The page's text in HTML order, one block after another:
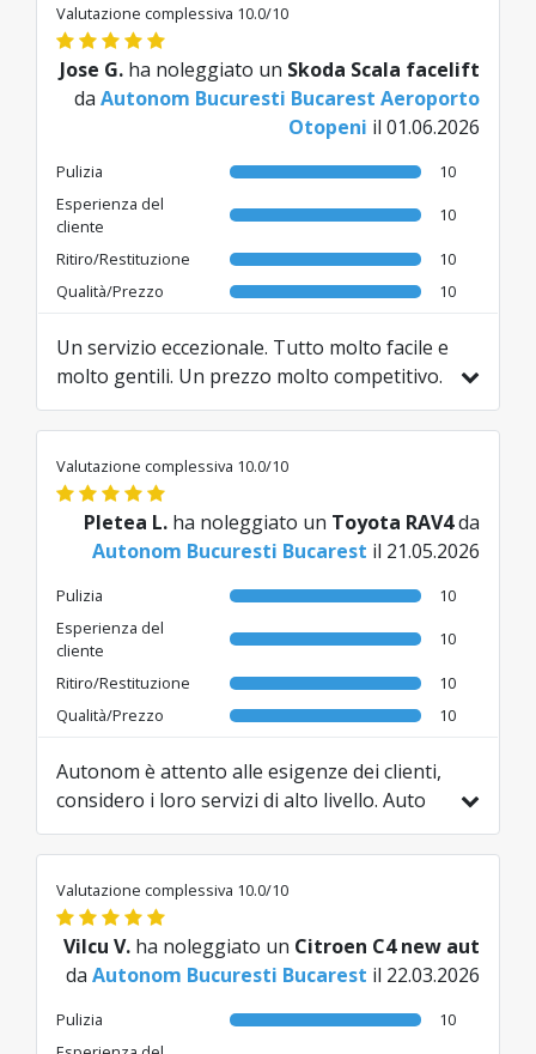
Valutazione complessiva 10.0/10
Jose G. ha noleggiato un Skoda Scala facelift
da Autonom Bucuresti Bucarest Aeroporto
Otopeni il 01.06.2026
Pulizia
10
Esperienza del
cliente
10
Ritiro/Restituzione
10
Qualità/Prezzo
10
Un servizio eccezionale. Tutto molto facile e
molto gentili. Un prezzo molto competitivo.
Consiglio questa agenzia
Tradotto da ES da AI
Valutazione complessiva 10.0/10
Pletea L. ha noleggiato un Toyota RAV4da
Autonom Bucuresti Bucarest il 21.05.2026
Pulizia
10
Esperienza del
cliente
10
Ritiro/Restituzione
10
Qualità/Prezzo
10
Autonom è attento alle esigenze dei clienti,
considero i loro servizi di alto livello. Auto
nuove con dotazioni moderne, check-in
veloce, prezzo ok, servizi inclusi come
consegna a domicilio. Ho visto che il costo
dell'assicurazione è competitivo.
Tradotto da RO da AI
Valutazione complessiva 10.0/10
Vilcu V. ha noleggiato un Citroen C4 new aut
da Autonom Bucuresti Bucarest il 22.03.2026
Pulizia
10